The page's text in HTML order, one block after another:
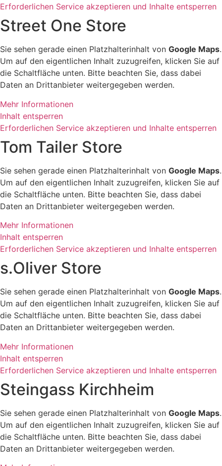
Erforderlichen Service akzeptieren und Inhalte entsperren
Street One Store
Sie sehen gerade einen Platzhalterinhalt von Google Maps.
Um auf den eigentlichen Inhalt zuzugreifen, klicken Sie auf
die Schaltfläche unten. Bitte beachten Sie, dass dabei
Daten an Drittanbieter weitergegeben werden.
Mehr Informationen
Inhalt entsperren
Erforderlichen Service akzeptieren und Inhalte entsperren
Tom Tailer Store
Sie sehen gerade einen Platzhalterinhalt von Google Maps.
Um auf den eigentlichen Inhalt zuzugreifen, klicken Sie auf
die Schaltfläche unten. Bitte beachten Sie, dass dabei
Daten an Drittanbieter weitergegeben werden.
Mehr Informationen
Inhalt entsperren
Erforderlichen Service akzeptieren und Inhalte entsperren
s.Oliver Store
Sie sehen gerade einen Platzhalterinhalt von Google Maps.
Um auf den eigentlichen Inhalt zuzugreifen, klicken Sie auf
die Schaltfläche unten. Bitte beachten Sie, dass dabei
Daten an Drittanbieter weitergegeben werden.
Mehr Informationen
Inhalt entsperren
Erforderlichen Service akzeptieren und Inhalte entsperren
Steingass Kirchheim
Sie sehen gerade einen Platzhalterinhalt von Google Maps.
Um auf den eigentlichen Inhalt zuzugreifen, klicken Sie auf
die Schaltfläche unten. Bitte beachten Sie, dass dabei
Daten an Drittanbieter weitergegeben werden.